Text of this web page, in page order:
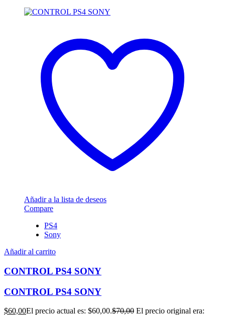
Añadir a la lista de deseos
Compare
PS4
Sony
Añadir al carrito
CONTROL PS4 SONY
CONTROL PS4 SONY
$60,00El precio actual es: $60,00.$70,00 El precio original era: